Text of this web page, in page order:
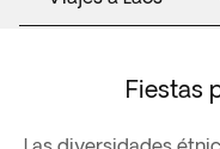
Fiestas